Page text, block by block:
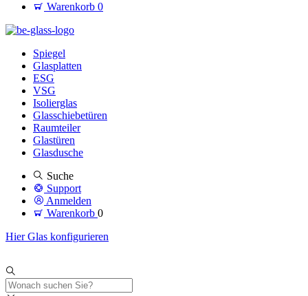
Warenkorb 0
Spiegel
Glasplatten
ESG
VSG
Isolierglas
Glasschiebetüren
Raumteiler
Glastüren
Glasdusche
Suche
Support
Anmelden
Warenkorb 0
Hier Glas konfigurieren